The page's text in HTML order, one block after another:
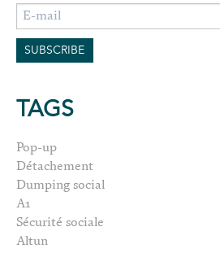
TAGS
Pop-up
Détachement
Dumping social
A1
Sécurité sociale
Altun